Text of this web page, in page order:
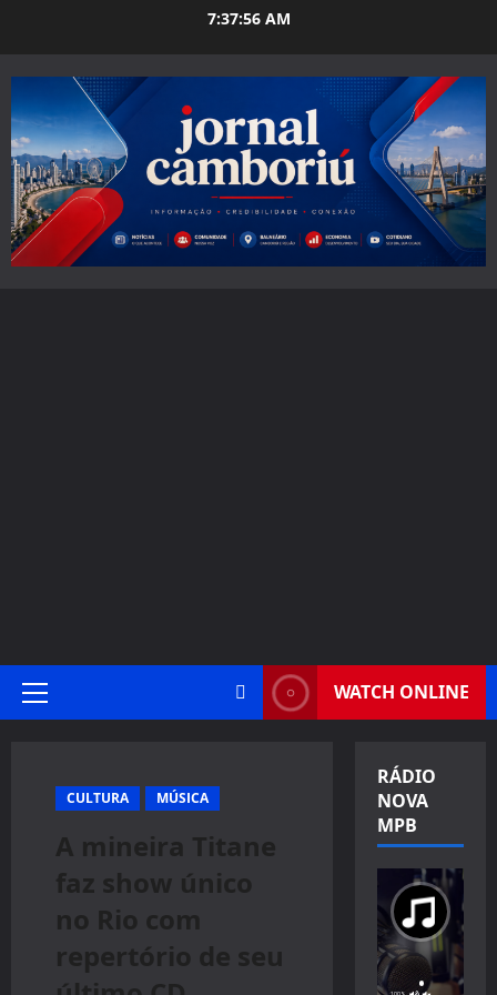
7:37:57 AM
Primary
WATCH ONLINE
CULTURA MÚSICA
A mineira Titane
faz show único
no Rio com
repertório de seu
RÁDIO
NOVA
MPB